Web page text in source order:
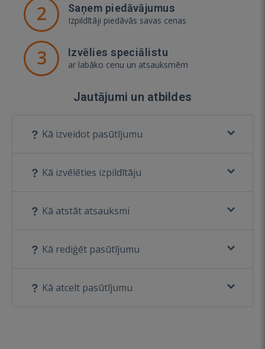
2 Saņem piedāvājumus
Izpildītāji piedāvās savas cenas
3 Izvēlies speciālistu
ar labāko cenu un atsauksmēm
Jautājumi un atbildes
Kā izveidot pasūtījumu
Kā izvēlēties izpildītāju
Kā atstāt atsauksmi
Kā rediģēt pasūtījumu
Kā atcelt pasūtījumu